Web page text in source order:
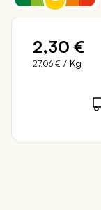
2,30 €
27,06 € / Kg
2 points